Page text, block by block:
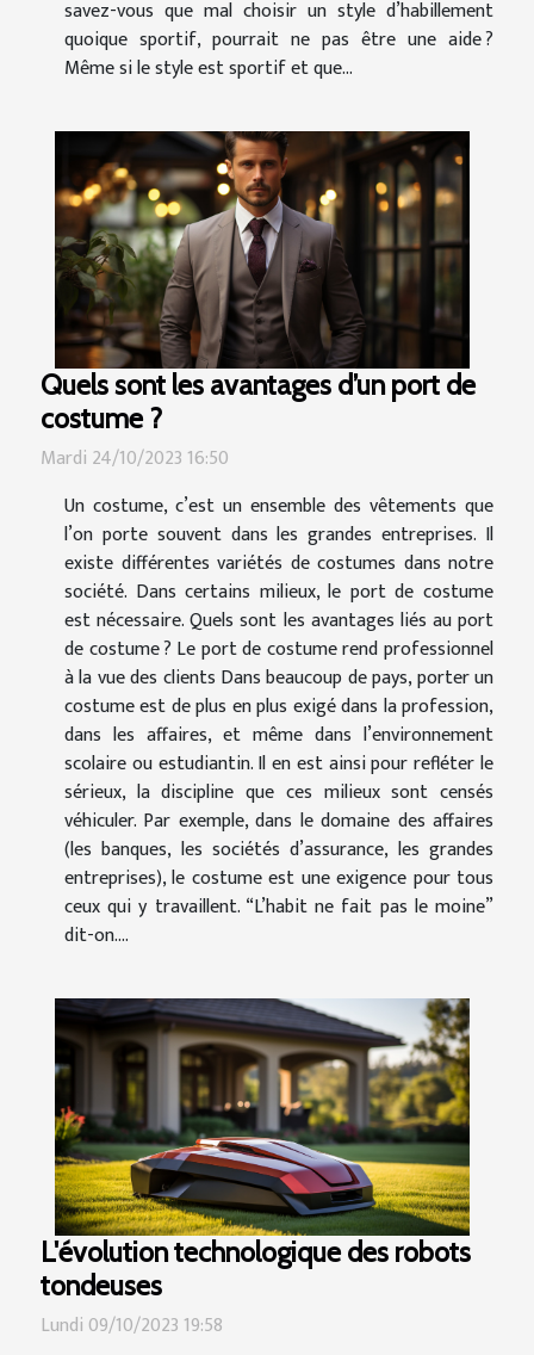
savez-vous que mal choisir un style d’habillement
quoique sportif, pourrait ne pas être une aide ?
Même si le style est sportif et que...
Quels sont les avantages d’un port de
costume ?
Mardi 24/10/2023 16:50
Un costume, c’est un ensemble des vêtements que
l’on porte souvent dans les grandes entreprises. Il
existe différentes variétés de costumes dans notre
société. Dans certains milieux, le port de costume
est nécessaire. Quels sont les avantages liés au port
de costume ? Le port de costume rend professionnel
à la vue des clients Dans beaucoup de pays, porter un
costume est de plus en plus exigé dans la profession,
dans les affaires, et même dans l’environnement
scolaire ou estudiantin. Il en est ainsi pour refléter le
sérieux, la discipline que ces milieux sont censés
véhiculer. Par exemple, dans le domaine des affaires
(les banques, les sociétés d’assurance, les grandes
entreprises), le costume est une exigence pour tous
ceux qui y travaillent. “L’habit ne fait pas le moine”
dit-on....
L'évolution technologique des robots
tondeuses
Lundi 09/10/2023 19:58